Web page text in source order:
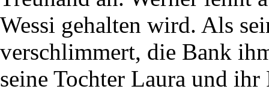
Wessi gehalten wird. Als
verschlimmert, die Bank
seine Tochter Laura und